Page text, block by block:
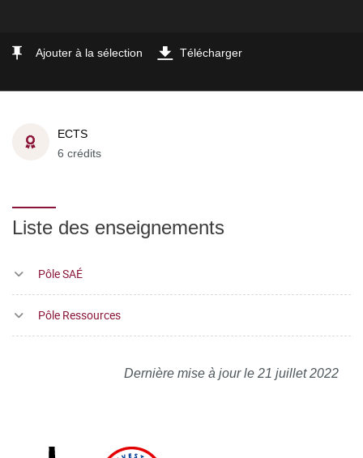
Ajouter à la sélection Télécharger
ECTS
6 crédits
Liste des enseignements
Pôle SAÉ
Pôle Ressources
Dernière mise à jour le 21 juillet 2022